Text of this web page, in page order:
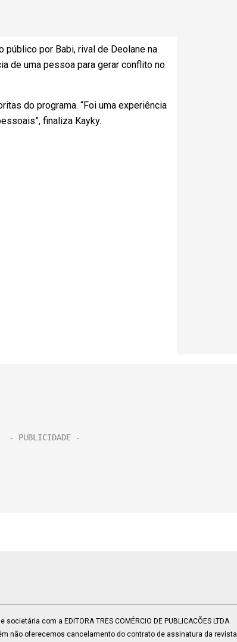
por Babi, rival de Deolane na
de uma pessoa para gerar conflito no
do programa. “Foi uma experiência
finaliza Kayky.
com a EDITORA TRES COMÉRCIO DE PUBLICACÕES LTDA
não oferecemos cancelamento do contrato de assinatura da revista